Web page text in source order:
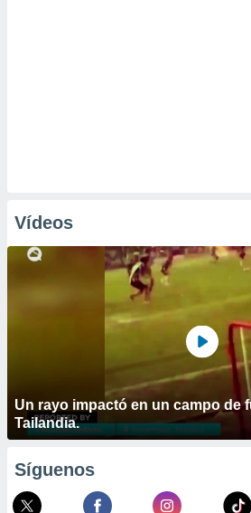
Vídeos
Un rayo impactó en un campo de
Tailandia.
Síguenos